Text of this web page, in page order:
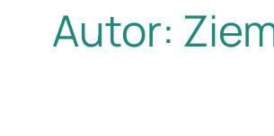
Autor: